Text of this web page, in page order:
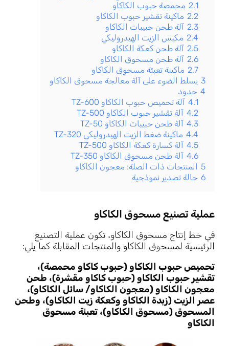
2.1 محمصة حبوب الكاكاو
2.2 ماكينة تقشير حبوب الكاكاو
2.3 آلة طحن حبيبات الكاكاو
2.4 مكبس الزيت الهيدروليكي
2.5 آلة طحن كعكة الكاكاو
2.6 آلة طحن مسحوق الكاكاو
2.7 ماكينة تعبئة مسحوق الكاكاو
3 يسلط الضوء على آلة معالجة مسحوق الكاكاو
4 حدود
4.1 آلة تحميص حبوب الكاكاو TZ-600
4.2 آلة تقشير حبوب الكاكاو TZ-500
4.3 آلة طحن حبيبات الكاكاو TZ-50
4.4 ماكينة ضغط الزيت الهيدروليكي TZ-320
4.5 آلة كسارة كعكة الكاكاو TZ-500
4.6 آلة طحن مسحوق الكاكاو TZ-350
5 المنتجات ذات الصلة: معجون الكاكاو
6 حالة تصدير نموذجية
عملية تصنيع مسحوق الكاكاو
في خط إنتاج مسحوق الكاكاو، تكون عملية التصنيع
الرئيسية لمسحوق الكاكاو والمنتجات المقابلة كما يلي:
تحميص حبوب الكاكاو (حبوب كاكاو محمصة)،
تقشير حبوب الكاكاو (حبوب كاكاو مقشرة)، طحن
معجون الكاكاو (معجون الكاكاو/ سائل الكاكاو)،
عصر الزيت (زبدة الكاكاو وكعكة زيت الكاكاو)، وطحن
المسحوق (مسحوق الكاكاو)، تعبئة مسحوق
الكاكاو